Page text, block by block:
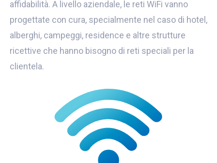
affidabilità. A livello aziendale, le reti WiFi vanno
progettate con cura, specialmente nel caso di hotel,
alberghi, campeggi, residence e altre strutture
ricettive che hanno bisogno di reti speciali per la
clientela.